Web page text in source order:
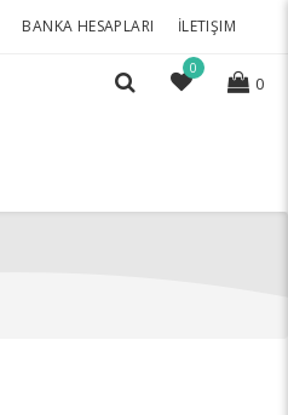
BANKA HESAPLARI İLETIŞIM
0
0